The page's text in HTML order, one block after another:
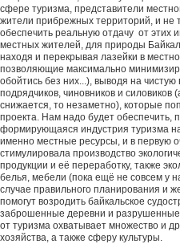
сфере туризма, представители
жители прибрежных территорий, и
обеспечить реальную отдачу от этих
местных жителей, для природы
находя и перекрывая лазейки в
позволяющие максимально
обойтись без них...), выводя на чистую
подрядчиков, чиновников и силовиков
снижается, то незаметно), которые
проекта. Нам надо будет обеспечить,
формирующаяся индустрия туризма
именно местные ресурсы, и в первую
стимулировала производство
продукции и её переработку, также
белья, мебели (пока ещё не совсем у
случае правильного планирования и
помогут возродить байкальское
заброшенные деревни и
от туризма охватывает множество и
хозяйства, а также сферу культуры.